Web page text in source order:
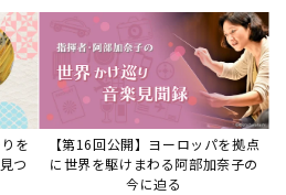
を
つ
【第16回公開】ヨーロッパを拠点
に世界を駆けまわる阿部加奈子の
今に迫る